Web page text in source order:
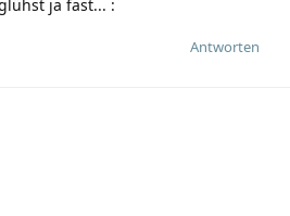
ja fast... :
Antworten